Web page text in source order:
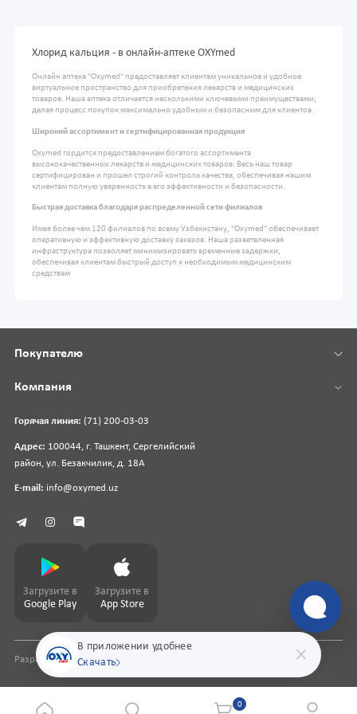
Хлорид кальция - в онлайн-аптеке OXYmed
Онлайн аптека "Oxymed" предоставляет клиентам уникальное и удобное
виртуальное пространство для приобретения лекарств и медицинских
товаров. Наша аптека отличается несколькими ключевыми преимуществами,
делая процесс покупок максимально удобным и безопасным для клиентов.
Широкий ассортимент и сертифицированная продукция
Oxymed гордится предоставлением богатого ассортимента
высококачественных лекарств и медицинских товаров. Весь наш товар
сертифицирован и прошел строгий контроль качества, обеспечивая нашим
клиентам полную уверенность в его эффективности и безопасности.
Быстрая доставка благодаря распределенной сети филиалов
Имея более чем 120 филиалов по всему Узбекистану, "Oxymed" обеспечивает
оперативную и эффективную доставку заказов. Наша разветвленная
инфраструктура позволяет минимизировать временные задержки,
обеспечивая клиентам быстрый доступ к необходимым медицинским
средствам
В приложении удобнее
Скачать
Горячая линия: (71) 200-03-03
Адрес: 100044, г. Ташкент, Сергелийский
район, ул. Безакчилик, д. 18А
E-mail: info@oxymed.uz
Покупателю
Компания
Загрузите в
Google Play
Загрузите в
App Store
Разработка сайтаpharmit.uz
0